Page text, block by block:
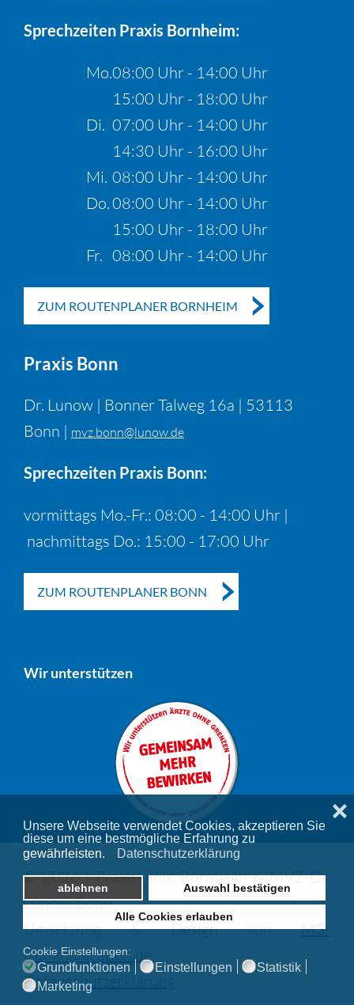
Unsere Webseite verwendet Cookies, akzeptieren Sie
diese um eine bestmögliche Erfahrung zu
gewährleisten.
Datenschutzerklärung
ablehnen Auswahl bestätigen
Alle Cookies erlauben
❌
Cookie Einstellungen:
Grundfunktionen Einstellungen
Statistik
Marketing
Sprechzeiten Praxis Bornheim:
Mo.08:00 Uhr - 14:00 Uhr
15:00 Uhr - 18:00 Uhr
Di. 07:00 Uhr - 14:00 Uhr
14:30 Uhr - 16:00 Uhr
Mi. 08:00 Uhr - 14:00 Uhr
Do.08:00 Uhr - 14:00 Uhr
15:00 Uhr - 18:00 Uhr
Fr. 08:00 Uhr - 14:00 Uhr
ZUM ROUTENPLANER BORNHEIM
Praxis Bonn
Dr. Lunow | Bonner Talweg 16a | 53113
Bonn | mvz.bonn@lunow.de
Sprechzeiten Praxis Bonn:
vormittags Mo.-Fr.: 08:00 - 14:00 Uhr |
nachmittags Do.: 15:00 - 17:00 Uhr
ZUM ROUTENPLANER BONN
Wir unterstützen
© 2026 | Praxisklinik Bornheim & MVZ Dr.
Lunow, Bonn
Umsetzung & Design vonM3-
Communication.de
Datenschutzerklärung